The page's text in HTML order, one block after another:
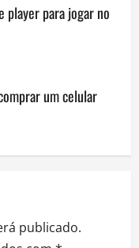
player para jogar no
um celular
publicado.